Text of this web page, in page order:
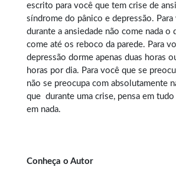
escrito para você que tem crise de
síndrome do pânico e depressão. Para
durante a ansiedade não come nada o
come até os reboco da parede. Para
depressão dorme apenas duas horas
horas por dia. Para você que se
não se preocupa com absolutamente
que durante uma crise, pensa em
em nada.
Conheça o Autor